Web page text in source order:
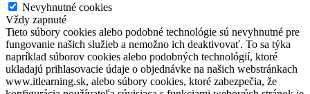
Nevyhnutné cookies
Vždy zapnuté
Tieto súbory cookies alebo podobné technológie sú nevyhnutné pre
fungovanie našich služieb a nemožno ich deaktivovať. To sa týka
napríklad súborov cookies alebo podobných technológií, ktoré
ukladajú prihlasovacie údaje o objednávke na našich webstránkach
www.itlearning.sk, alebo súbory cookies, ktoré zabezpečia, že